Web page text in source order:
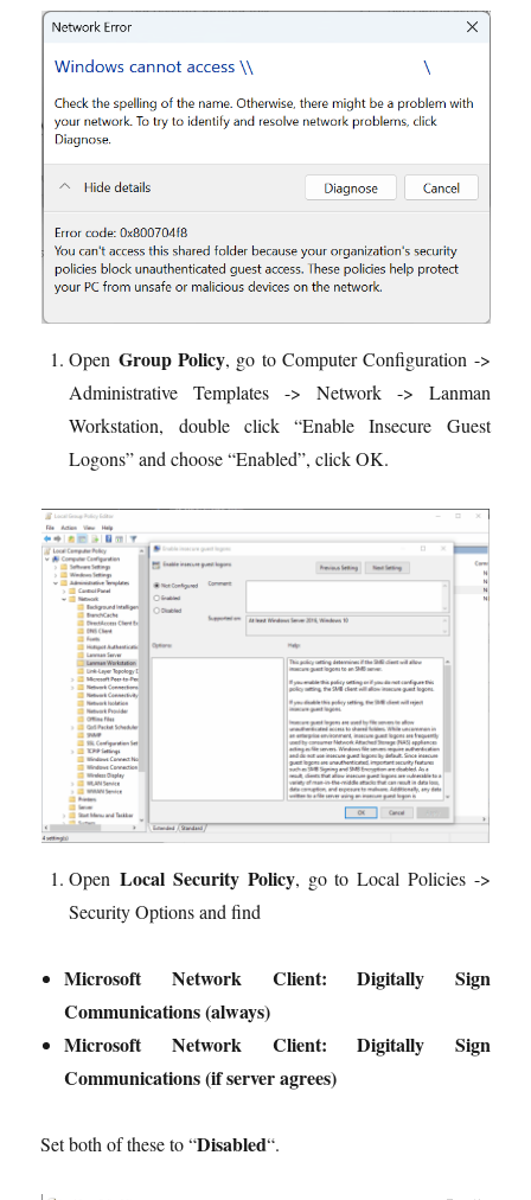
Open Group Policy, go to Computer Configuration ->
Administrative Templates -> Network -> Lanman
Workstation, double click “Enable Insecure Guest
Logons” and choose “Enabled”, click OK.
OpenLocal Security Policy, go to Local Policies ->
Security Options and find
Microsoft Network Client: Digitally Sign
Communications (always)
Microsoft Network Client: Digitally Sign
Communications (if server agrees)
Set both of these to “Disabled“.